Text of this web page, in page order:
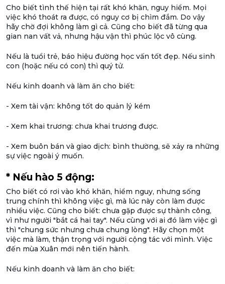
Cho biết tình thế hiện tại rất khó khăn, nguy hiểm. Mọi
việc khó thoát ra được, có nguy cơ bị chìm đắm. Do vậy
hãy chờ đợi không làm gì cả. Cũng cho biết đã từng qua
gian nan vất vả, nhưng hậu vận thì phúc lộc vô cùng.
Nếu là tuổi trẻ, báo hiệu đường học vấn tốt đẹp. Nếu sinh
con (hoặc nếu có con) thì quý tử.
Nếu kinh doanh và làm ăn cho biết:
- Xem tài vận: không tốt do quản lý kém
- Xem khai trương: chưa khai trương được.
- Xem buôn bán và giao dịch: bình thường, sẽ xảy ra những
sự việc ngoài ý muốn.
* Nếu hào 5 động:
Cho biết có rơi vào khó khăn, hiểm nguy, nhưng sống
trung chính thì không việc gì, mà lúc này còn làm được
nhiều việc. Cũng cho biết: chưa gặp được sự thành công,
vì như người "bắt cá hai tay". Nếu cùng với ai đó làm việc gì
thì "chung sức nhưng chưa chung lòng". Hãy chọn một
việc mà làm, thận trọng với người cộng tác với mình. Việc
đến mùa Xuân mới nên tiến hành.
Nếu kinh doanh và làm ăn cho biết: